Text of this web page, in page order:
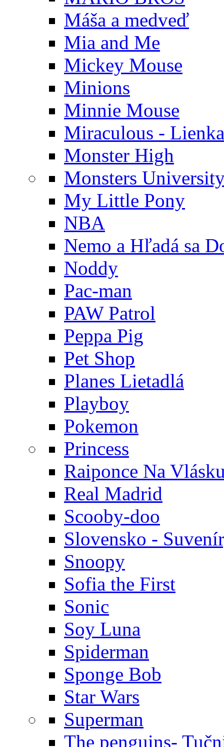
Máša a medveď
Mia and Me
Mickey Mouse
Minions
Minnie Mouse
Miraculous -
Monster High
Monsters
My Little Pony
NBA
Nemo a Hľadá sa
Noddy
Pac-man
PAW Patrol
Peppa Pig
Pet Shop
Planes Lietadlá
Playboy
Pokemon
Princess
Raiponce Na
Real Madrid
Scooby-doo
Slovensko -
Snoopy
Sofia the First
Sonic
Soy Luna
Spiderman
Sponge Bob
Star Wars
Superman
The penguins-